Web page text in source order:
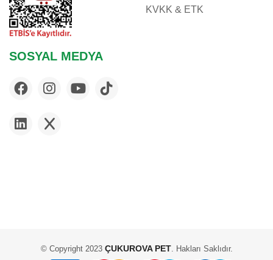
KVKK & ETK
SOSYAL MEDYA
© Copyright 2023ÇUKUROVA PET. Hakları Saklıdır.